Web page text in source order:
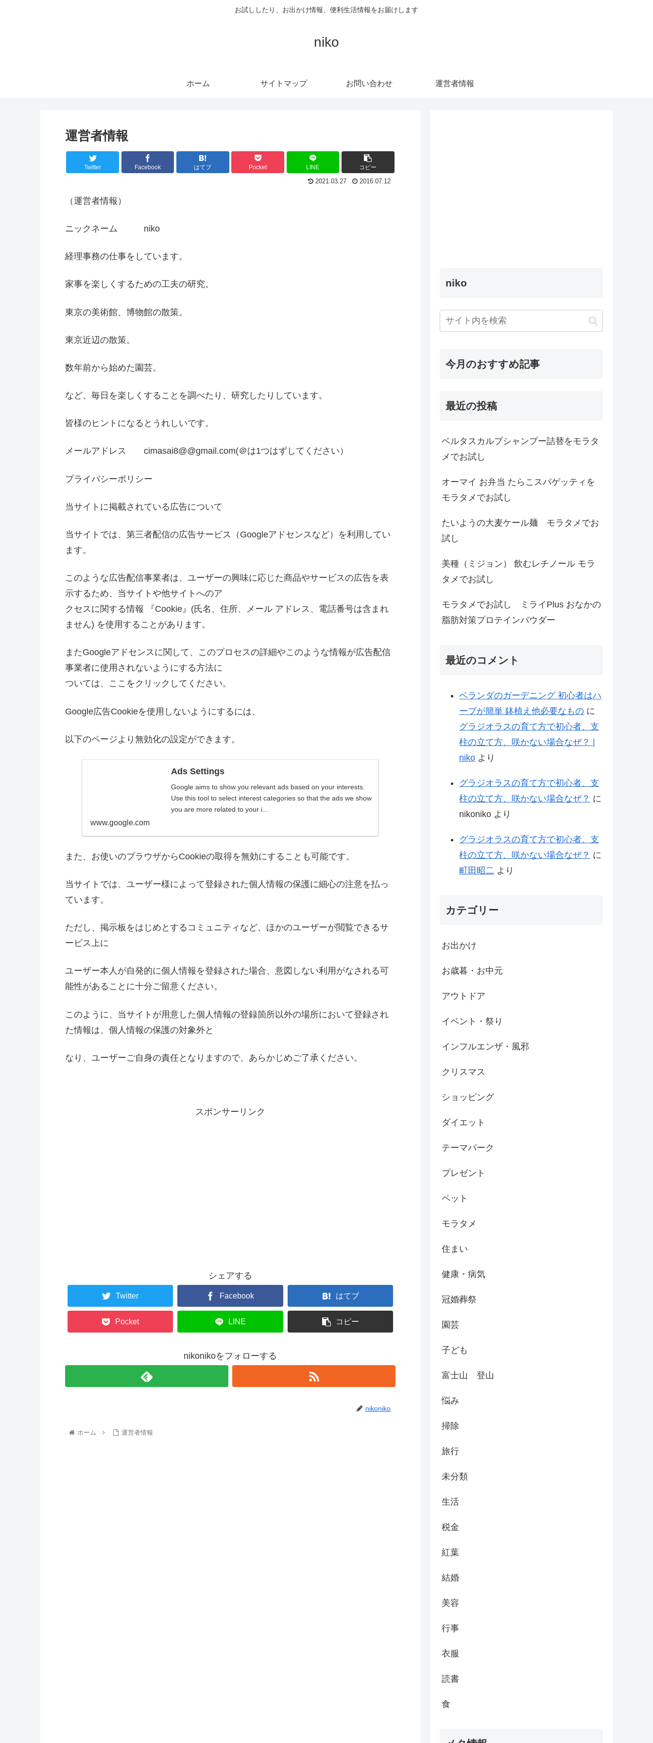
お試ししたり、お出かけ情報、便利生活情報をお届けします
niko
ホーム サイトマップ お問い合わせ 運営者情報
運営者情報
Twitter Facebook はてブ Pocket LINE コピー
2021.03.27 2016.07.12
（運営者情報）
ニックネーム niko
経理事務の仕事をしています。
家事を楽しくするための工夫の研究。
東京の美術館、博物館の散策。
東京近辺の散策。
数年前から始めた園芸。
など、毎日を楽しくすることを調べたり、研究したりしています。
皆様のヒントになるとうれしいです。
メールアドレス cimasai8@@gmail.com(＠は1つはずしてください）
プライバシーポリシー
当サイトに掲載されている広告について
当サイトでは、第三者配信の広告サービス（Googleアドセンスなど）を利用してい
ます。
このような広告配信事業者は、ユーザーの興味に応じた商品やサービスの広告を表
示するため、当サイトや他サイトへのア
クセスに関する情報 『Cookie』(氏名、住所、メール アドレス、電話番号は含まれ
ません) を使用することがあります。
またGoogleアドセンスに関して、このプロセスの詳細やこのような情報が広告配信
事業者に使用されないようにする方法に
ついては、ここをクリックしてください。
Google広告Cookieを使用しないようにするには、
以下のページより無効化の設定ができます。
Ads Settings
Google aims to show you relevant ads based on your interests.
Use this tool to select interest categories so that the ads we show
you are more related to your i...
www.google.com
また、お使いのプラウザからCookieの取得を無効にすることも可能です。
当サイトでは、ユーザー様によって登録された個人情報の保護に細心の注意を払っ
ています。
ただし、掲示板をはじめとするコミュニティなど、ほかのユーザーが閲覧できるサ
ービス上に
ユーザー本人が自発的に個人情報を登録された場合、意図しない利用がなされる可
能性があることに十分ご留意ください。
このように、当サイトが用意した個人情報の登録箇所以外の場所において登録され
た情報は、個人情報の保護の対象外と
なり、ユーザーご自身の責任となりますので、あらかじめご了承ください。
スポンサーリンク
シェアする
Twitter Facebook はてブ
Pocket LINE コピー
nikonikoをフォローする
nikoniko
ホーム 運営者情報
niko
今月のおすすめ記事
最近の投稿
ベルタスカルプシャンプー詰替をモラタ
メでお試し
オーマイ お弁当 たらこスパゲッティを
モラタメでお試し
たいようの大麦ケール麺 モラタメでお
試し
美種（ミジョン） 飲むレチノール モラ
タメでお試し
モラタメでお試し ミライPlus おなかの
脂肪対策プロテインパウダー
最近のコメント
ベランダのガーデニング 初心者はハ
ーブが簡単 鉢植え他必要なもの に
グラジオラスの育て方で初心者、支
柱の立て方、咲かない場合なぜ？ |
niko より
グラジオラスの育て方で初心者、支
柱の立て方、咲かない場合なぜ？ に
nikoniko より
グラジオラスの育て方で初心者、支
柱の立て方、咲かない場合なぜ？ に
町田昭二 より
カテゴリー
お出かけ
お歳暮・お中元
アウトドア
イベント・祭り
インフルエンザ・風邪
クリスマス
ショッピング
ダイエット
テーマパーク
プレゼント
ペット
モラタメ
住まい
健康・病気
冠婚葬祭
園芸
子ども
富士山 登山
悩み
掃除
旅行
未分類
生活
税金
紅葉
結婚
美容
行事
衣服
読書
食